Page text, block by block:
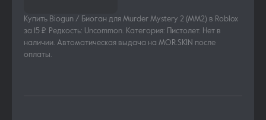
Купить Biogun / Биоган для Murder Mystery 2 (MM2) в Roblox
за 15 ₽. Редкость: Uncommon. Категория: Пистолет. Нет в
наличии. Автоматическая выдача на MOR.SKIN после
оплаты.